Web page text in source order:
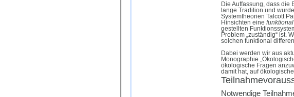
Die Auffassung, dass
lange Tradition und
Systemtheorien Talcott
Hinsichten eine
gestellten
Problem „zuständig“ ist.
solchen funktional
Dabei werden wir aus
Monographie
ökologische Fragen
damit hat, auf
Notwendige